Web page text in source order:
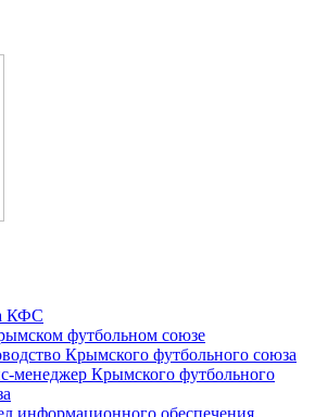
КФС
футбольном союзе
Крымского футбольного союза
менеджер Крымского футбольного
информационного обеспечения,